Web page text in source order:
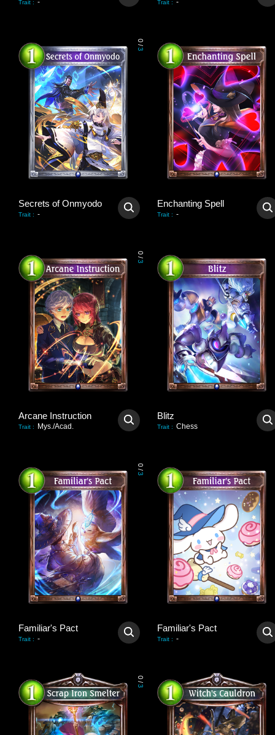
Trait : - Trait : -
0
/
3
Secrets of Onmyodo
Trait : -
Enchanting Spell
Trait : -
0
/
3
Arcane Instruction
Trait : Mys./Acad.
Blitz
Trait : Chess
0
/
3
Familiar's Pact
Trait : -
Familiar's Pact
Trait : -
0
/
3